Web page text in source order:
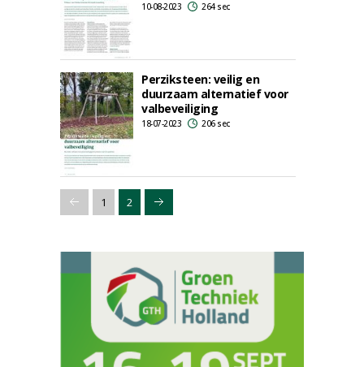
10-08-2023 264 sec
Perziksteen: veilig en
duurzaam alternatief voor
valbeveiliging
18-07-2023 206 sec
1 2